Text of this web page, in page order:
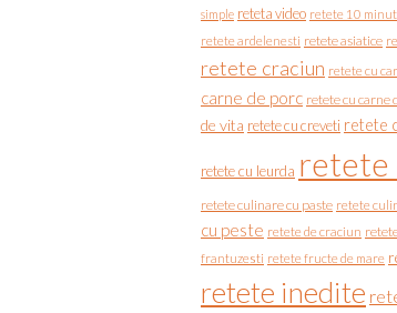
simple reteta video retete 10
retete ardelenesti retete asiatice
retete craciun retete cu
carne de porc retete cu carne
de vita retete cu creveti retete
retete cu leurda retete
retete culinare cu paste retete
cu peste retete de craciun
frantuzesti retete fructe de mare
retete inedite